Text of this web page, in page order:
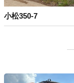
小松350-7